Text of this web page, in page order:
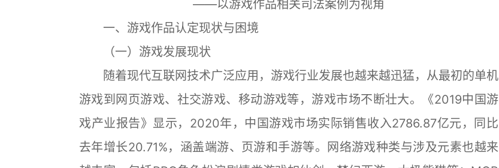
——以游戏作品相关司法案例为视角
一、游戏作品认定现状与困境
（一）游戏发展现状
随着现代互联网技术广泛应用，游戏行业发展也越来越迅猛，从最初的单机
游戏到网页游戏、社交游戏、移动游戏等，游戏市场不断壮大。《2019中国游
戏产业报告》显示，2020年，中国游戏市场实际销售收入2786.87亿元，同比
去年增长20.71%，涵盖端游、页游和手游等。网络游戏种类与涉及元素也越来